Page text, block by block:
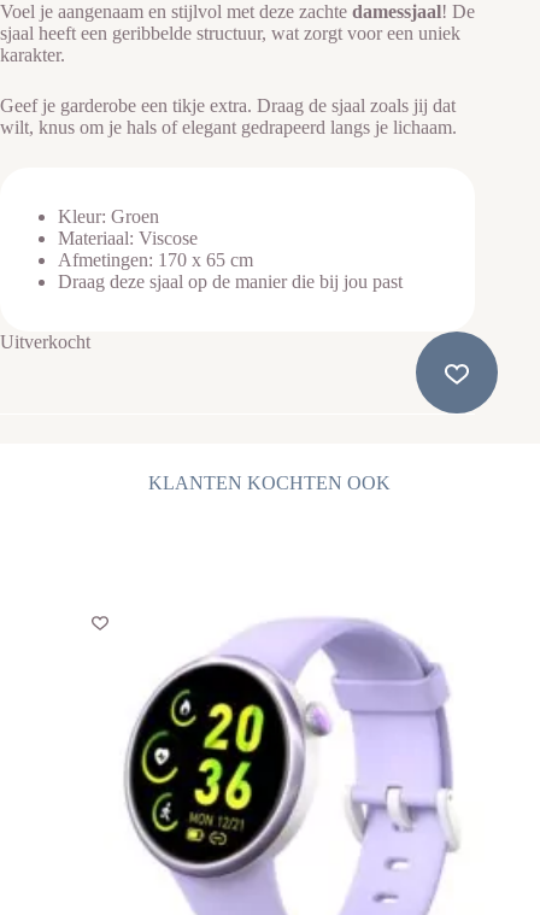
Voel je aangenaam en stijlvol met deze zachte damessjaal! De
sjaal heeft een geribbelde structuur, wat zorgt voor een uniek
karakter.
Geef je garderobe een tikje extra. Draag de sjaal zoals jij dat
wilt, knus om je hals of elegant gedrapeerd langs je lichaam.
Kleur: Groen
Materiaal: Viscose
Afmetingen: 170 x 65 cm
Draag deze sjaal op de manier die bij jou past
Uitverkocht
KLANTEN KOCHTEN OOK